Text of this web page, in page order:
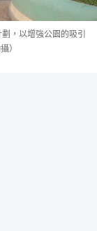
，以增強公園的吸引
）